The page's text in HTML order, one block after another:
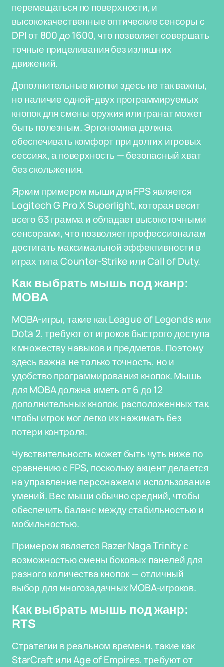
перемещаться по поверхности, и
высококачественные оптические сенсоры с
DPI от 800 до 1600, что позволяет совершать
точные прицеливания без излишних
движений.
Дополнительные кнопки здесь не так важны,
но наличие одной-двух программируемых
кнопок для смены оружия или гранат может
быть полезным. Эргономика должна
обеспечивать комфорт при долгих игровых
сессиях, а поверхность — безопасный хват
без скольжения.
Ярким примером мыши для FPS является
Logitech G Pro X Superlight, которая весит
всего 63 грамма и обладает высокоточными
сенсорами, что позволяет профессионалам
достигать максимальной эффективности в
играх типа Counter-Strike или Call of Duty.
Как выбрать мышь под жанр:
MOBA
MOBA-игры, такие как League of Legends или
Dota 2, требуют от игроков быстрого доступа
к множеству навыков и предметов. Поэтому
здесь важна не только точность, но и
удобство программирования кнопок. Мышь
для MOBA должна иметь от 6 до 12
дополнительных кнопок, расположенных так,
чтобы игрок мог легко их нажимать без
потери контроля.
Чувствительность может быть чуть ниже по
сравнению с FPS, поскольку акцент делается
на управление персонажем и использование
умений. Вес мыши обычно средний, чтобы
обеспечить баланс между стабильностью и
мобильностью.
Примером является Razer Naga Trinity с
возможностью смены боковых панелей для
разного количества кнопок — отличный
выбор для многозадачных MOBA-игроков.
Как выбрать мышь под жанр:
RTS
Стратегии в реальном времени, такие как
StarCraft или Age of Empires, требуют от